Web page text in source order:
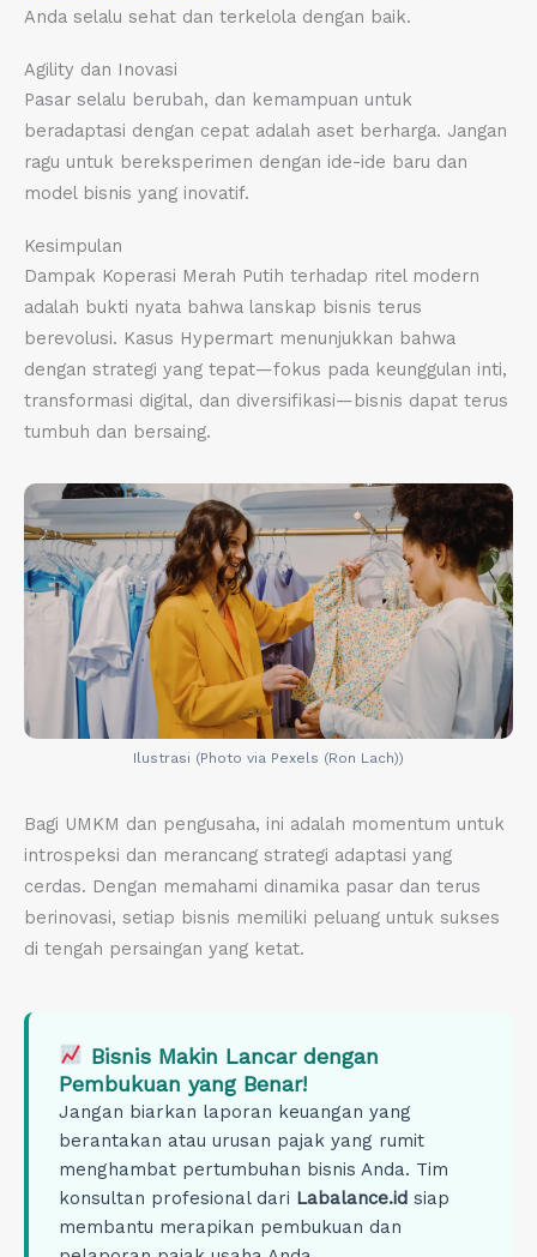
Anda selalu sehat dan terkelola dengan baik.
Agility dan Inovasi
Pasar selalu berubah, dan kemampuan untuk
beradaptasi dengan cepat adalah aset berharga. Jangan
ragu untuk bereksperimen dengan ide-ide baru dan
model bisnis yang inovatif.
Kesimpulan
Dampak Koperasi Merah Putih terhadap ritel modern
adalah bukti nyata bahwa lanskap bisnis terus
berevolusi. Kasus Hypermart menunjukkan bahwa
dengan strategi yang tepat—fokus pada keunggulan inti,
transformasi digital, dan diversifikasi—bisnis dapat terus
tumbuh dan bersaing.
Ilustrasi (Photo via Pexels (Ron Lach))
Bagi UMKM dan pengusaha, ini adalah momentum untuk
introspeksi dan merancang strategi adaptasi yang
cerdas. Dengan memahami dinamika pasar dan terus
berinovasi, setiap bisnis memiliki peluang untuk sukses
di tengah persaingan yang ketat.
Bisnis Makin Lancar dengan
Pembukuan yang Benar!
Jangan biarkan laporan keuangan yang
berantakan atau urusan pajak yang rumit
menghambat pertumbuhan bisnis Anda. Tim
konsultan profesional dari Labalance.id siap
membantu merapikan pembukuan dan